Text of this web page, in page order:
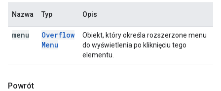
Nazwa Typ Opis
menu
Overflow
Menu
Obiekt, który określa rozszerzone menu
do wyświetlenia po kliknięciu tego
elementu.
Powrót